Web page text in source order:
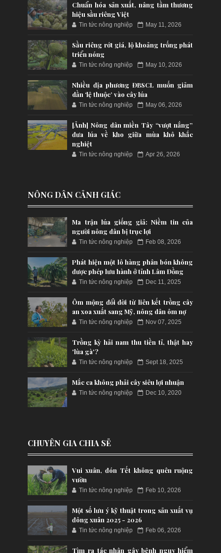
Chuẩn hóa sản xuất, nâng tầm thương
hiệu sầu riêng Việt
Tin tức nông nghiệp May 11, 2026
Sầu riêng rớt giá, lộ khoảng trống phát
triển nóng
Tin tức nông nghiệp May 10, 2026
Nhiều địa phương ĐBSCL muốn giảm
dần ‘lệ thuộc’ vào cây lúa
Tin tức nông nghiệp May 06, 2026
[Ảnh] Nông dân miền Tây “vượt nắng”
đưa lúa về kho giữa mùa khô khắc
nghiệt
Tin tức nông nghiệp Apr 26, 2026
NÔNG DÂN CẢNH GIÁC
Ma trận lúa giống giả: Niềm tin của
người nông dân bị trục lợi
Tin tức nông nghiệp Feb 08, 2026
Phát hiện một lô hàng phân bón không
được phép lưu hành ở tỉnh Lâm Đồng
Tin tức nông nghiệp Dec 11, 2025
Ôm mộng đổi đời từ liên kết trồng cây
an xoa xuất sang Mỹ, nông dân ôm nợ
Tin tức nông nghiệp Nov 07, 2025
Trồng kỳ hải nam thu tiền tỉ, thật hay
'lùa gà'?
Tin tức nông nghiệp Sept 18, 2025
Mắc ca không phải cây siêu lợi nhuận
Tin tức nông nghiệp Dec 10, 2020
CHUYÊN GIA CHIA SẺ
Vui xuân, đón Tết không quên ruộng
vườn
Tin tức nông nghiệp Feb 10, 2026
Một số lưu ý kỹ thuật trong sản xuất vụ
đông xuân 2025 - 2026
Tin tức nông nghiệp Feb 06, 2026
Tìm ra tác nhân gây bệnh nguy hiểm